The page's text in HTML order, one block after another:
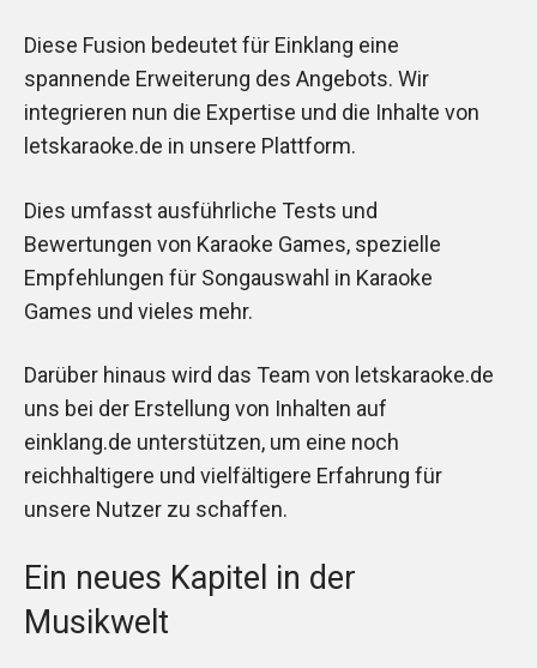
Diese Fusion bedeutet für Einklang eine
spannende Erweiterung des Angebots. Wir
integrieren nun die Expertise und die Inhalte von
letskaraoke.de in unsere Plattform.
Dies umfasst ausführliche Tests und
Bewertungen von Karaoke Games, spezielle
Empfehlungen für Songauswahl in Karaoke
Games und vieles mehr.
Darüber hinaus wird das Team von letskaraoke.de
uns bei der Erstellung von Inhalten auf
einklang.de unterstützen, um eine noch
reichhaltigere und vielfältigere Erfahrung für
unsere Nutzer zu schaffen.
Ein neues Kapitel in der
Musikwelt